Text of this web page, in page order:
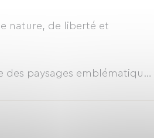
nature, de liberté et
paysages emblématiques